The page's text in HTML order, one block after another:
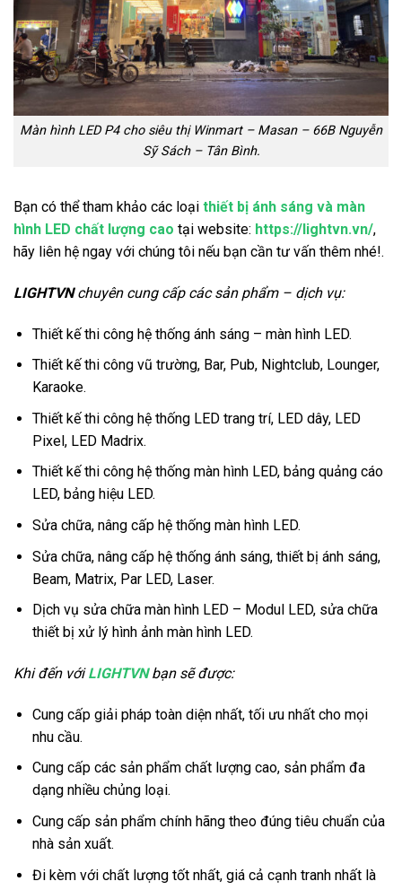
Màn hình LED P4 cho siêu thị Winmart – Masan – 66B Nguyễn
Sỹ Sách – Tân Bình.
Bạn có thể tham khảo các loại thiết bị ánh sáng và màn
hình LED chất lượng cao tại website: https://lightvn.vn/,
hãy liên hệ ngay với chúng tôi nếu bạn cần tư vấn thêm nhé!.
LIGHTVNchuyên cung cấp các sản phẩm – dịch vụ:
Thiết kế thi công hệ thống ánh sáng – màn hình LED.
Thiết kế thi công vũ trường, Bar, Pub, Nightclub, Lounger,
Karaoke.
Thiết kế thi công hệ thống LED trang trí, LED dây, LED
Pixel, LED Madrix.
Thiết kế thi công hệ thống màn hình LED, bảng quảng cáo
LED, bảng hiệu LED.
Sửa chữa, nâng cấp hệ thống màn hình LED.
Sửa chữa, nâng cấp hệ thống ánh sáng, thiết bị ánh sáng,
Beam, Matrix, Par LED, Laser.
Dịch vụ sửa chữa màn hình LED – Modul LED, sửa chữa
thiết bị xử lý hình ảnh màn hình LED.
Khi đến vớiLIGHTVNbạn sẽ được:
Cung cấp giải pháp toàn diện nhất, tối ưu nhất cho mọi
nhu cầu.
Cung cấp các sản phẩm chất lượng cao, sản phẩm đa
dạng nhiều chủng loại.
Cung cấp sản phẩm chính hãng theo đúng tiêu chuẩn của
nhà sản xuất.
Đi kèm với chất lượng tốt nhất, giá cả cạnh tranh nhất là